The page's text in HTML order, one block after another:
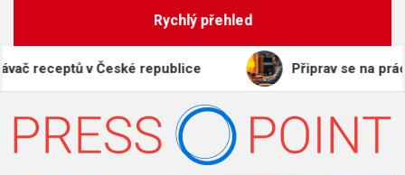
Rychlý přehled
v České republice Připrav se na práci